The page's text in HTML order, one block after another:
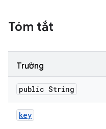
Tóm tắt
Trường
public String
key